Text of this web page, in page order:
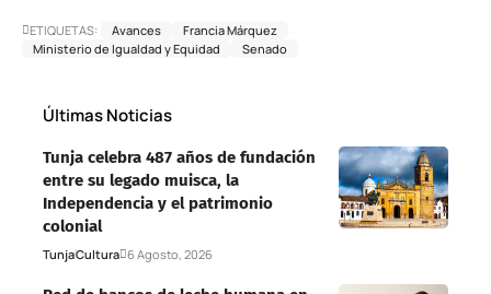
ETIQUETAS: Avances
Francia Márquez
Ministerio de Igualdad y Equidad
Senado
Últimas Noticias
Tunja celebra 487 años de fundación
entre su legado muisca, la
Independencia y el patrimonio
colonial
TunjaCultura 6 Agosto, 2026